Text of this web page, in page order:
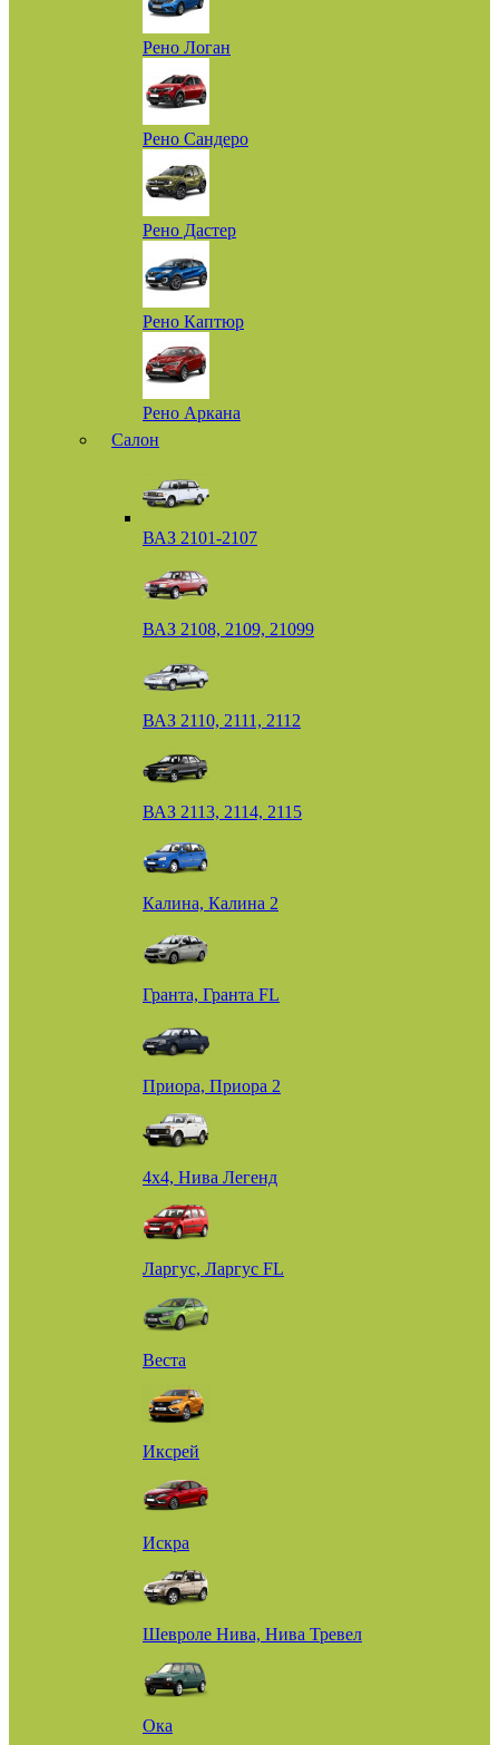
Рено Логан
Рено Сандеро
Рено Дастер
Рено Каптюр
Рено Аркана
Салон
ВАЗ 2101-2107
ВАЗ 2108, 2109, 21099
ВАЗ 2110, 2111, 2112
ВАЗ 2113, 2114, 2115
Калина, Калина 2
Гранта, Гранта FL
Приора, Приора 2
4х4, Нива Легенд
Ларгус, Ларгус FL
Веста
Иксрей
Искра
Шевроле Нива, Нива Тревел
Ока